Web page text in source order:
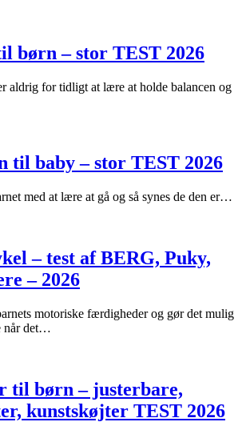
børn – stor TEST 2026
aldrig for tidligt at lære at holde balancen og
til baby – stor TEST 2026
med at lære at gå og så synes de den er…
– test af BERG, Puky,
– 2026
motoriske færdigheder og gør det mulig
når det…
til børn – justerbare,
kunstskøjter TEST 2026